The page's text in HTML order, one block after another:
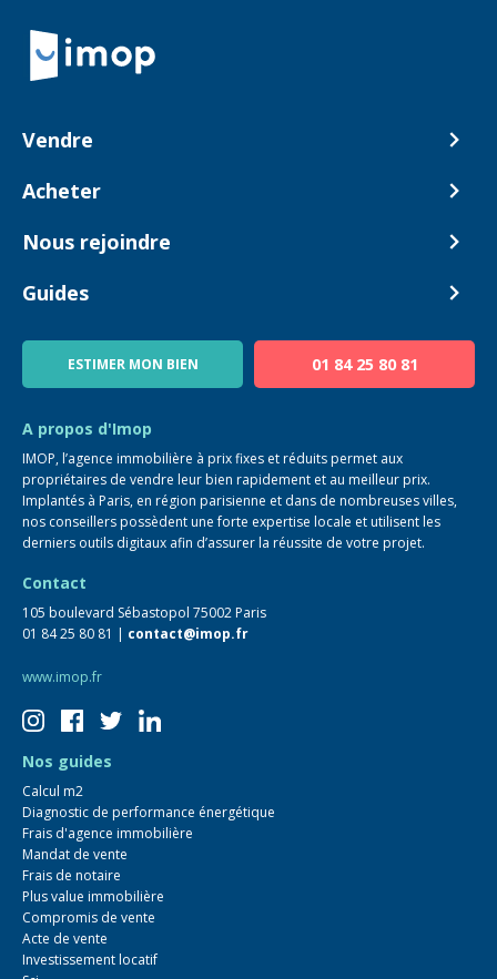
Retour à la navigation principale
Vendre
Comment ça marche ?
Acheter
Biens en vente
Nous rejoindre
Devenir Conseiller
Guides
Blog
ESTIMER MON BIEN 01 84 25 80 81
A propos d'Imop
IMOP, l’agence immobilière à prix fixes et réduits permet aux
propriétaires de vendre leur bien rapidement et au meilleur prix.
Implantés à Paris, en région parisienne et dans de nombreuses villes,
nos conseillers possèdent une forte expertise locale et utilisent les
derniers outils digitaux afin d’assurer la réussite de votre projet.
Contact
105 boulevard Sébastopol 75002 Paris
01 84 25 80 81 | contact@imop.fr
www.imop.fr
Nos guides
Calcul m2
Diagnostic de performance énergétique
Frais d'agence immobilière
Mandat de vente
Frais de notaire
Plus value immobilière
Compromis de vente
Acte de vente
Investissement locatif